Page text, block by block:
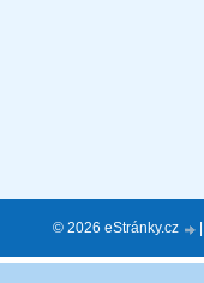
© 2026 eStránky.cz